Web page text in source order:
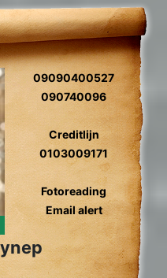
09090400527
090740096
Creditlijn
0103009171
Fotoreading
Email alert